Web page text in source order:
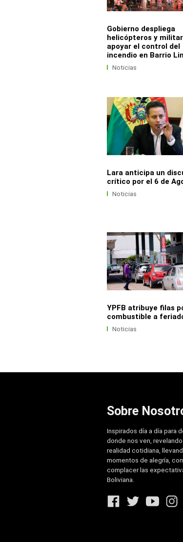
Gobierno despliega
helicópteros y
apoyar el control del
incendio en Barrio
Noticias
Lara anticipa un
crítico por el 6 de
Noticias
YPFB atribuye filas
combustible a
Noticias
Sobre
Inspirados día a día para
donde nos ven,
realidad cotidiana,
momentos de alegría,
complacer las
Boliviana.